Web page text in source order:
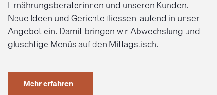
Ernährungsberaterinnen und unseren Kunden.
Neue Ideen und Gerichte fliessen laufend in unser
Angebot ein. Damit bringen wir Abwechslung und
gluschtige Menüs auf den Mittagstisch.
Mehr erfahren